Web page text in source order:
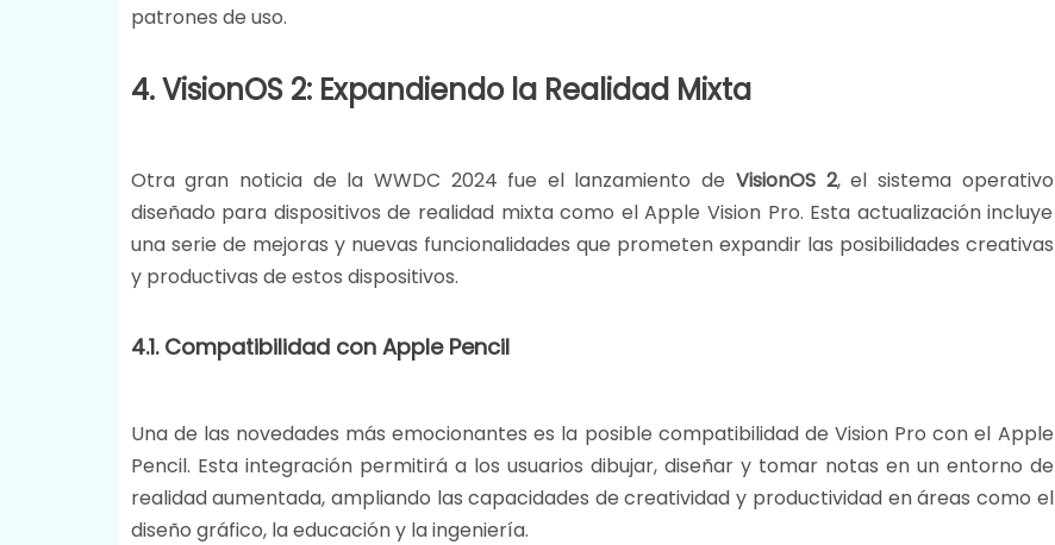
patrones de uso​.
4. VisionOS 2: Expandiendo la Realidad Mixta
Otra gran noticia de la WWDC 2024 fue el lanzamiento de VisionOS 2, el sistema operativo
diseñado para dispositivos de realidad mixta como el Apple Vision Pro. Esta actualización incluye
una serie de mejoras y nuevas funcionalidades que prometen expandir las posibilidades creativas
y productivas de estos dispositivos.
4.1. Compatibilidad con Apple Pencil
Una de las novedades más emocionantes es la posible compatibilidad de Vision Pro con el Apple
Pencil. Esta integración permitirá a los usuarios dibujar, diseñar y tomar notas en un entorno de
realidad aumentada, ampliando las capacidades de creatividad y productividad en áreas como el
diseño gráfico, la educación y la ingeniería​.